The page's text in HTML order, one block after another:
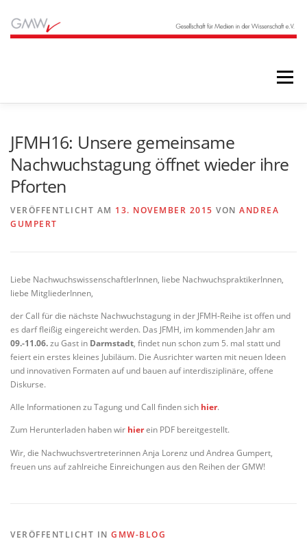
Inhalt
springen
Menü
ANGEBOTE
JFMH16: Unsere gemeinsame
Nachwuchstagung öffnet wieder ihre
Pforten
VERÖFFENTLICHT AM 13. NOVEMBER 2015 VON ANDREA
GUMPERT
Liebe NachwuchswissenschaftlerInnen, liebe NachwuchspraktikerInnen,
liebe MitgliederInnen,
der Call für die nächste Nachwuchstagung in der JFMH-Reihe ist offen und
es darf fleißig eingereicht werden. Das JFMH, im kommenden Jahr am
09.-11.06.zu Gast in Darmstadt, findet nun schon zum 5. mal statt und
feiert ein erstes kleines Jubiläum. Die Ausrichter warten mit neuen Ideen
und innovativen Formaten auf und bauen auf interdisziplinäre, offene
Diskurse.
Alle Informationen zu Tagung und Call finden sich hier.
Zum Herunterladen haben wir hierein PDF bereitgestellt.
Wir, die Nachwuchsvertreterinnen Anja Lorenz und Andrea Gumpert,
freuen uns auf zahlreiche Einreichungen aus den Reihen der GMW!
VERÖFFENTLICHT IN GMW-BLOG